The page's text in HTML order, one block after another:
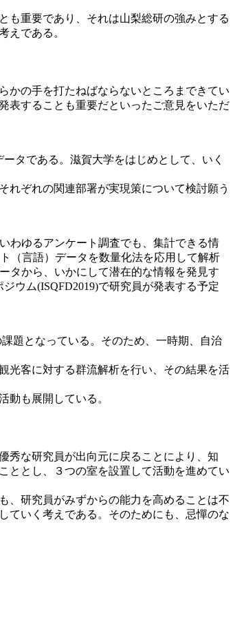
も重要であり、それは山梨総研の強みとする
えである。
かの手を打たねばならないところまできてい
表することも重要だといったご意見をいただ
タである。滋賀大学をはじめとして、いく
ぞれの関連部署が実現策について検討願う
わゆるアンケート調査でも、集計できる情
（言語）データを数量化法を応用して解析
タから、いかにして潜在的な情報を発見す
ウム(ISQFD2019)で研究員が発表する予定
題となっている。そのため、一時期、自治
光客に対する群流解析を行い、その結果を活
も展開している。
秀な研究員が出向元に戻ることにより、知
ととし、３つの室を設置して活動を進めてい
、研究員がみずからの能力を高めることは不
ていく考えである。そのためにも、忌憚のな